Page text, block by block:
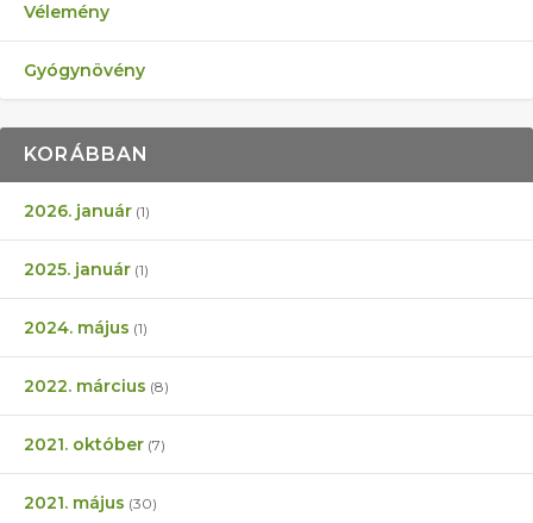
Vélemény
Gyógynövény
KORÁBBAN
2026. január (1)
2025. január (1)
2024. május (1)
2022. március (8)
2021. október (7)
2021. május (30)